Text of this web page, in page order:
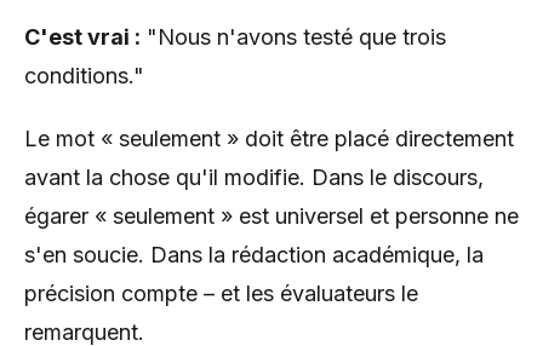
C'est vrai : "Nous n'avons testé que trois
conditions."
Le mot « seulement » doit être placé directement
avant la chose qu'il modifie. Dans le discours,
égarer « seulement » est universel et personne ne
s'en soucie. Dans la rédaction académique, la
précision compte – et les évaluateurs le
remarquent.